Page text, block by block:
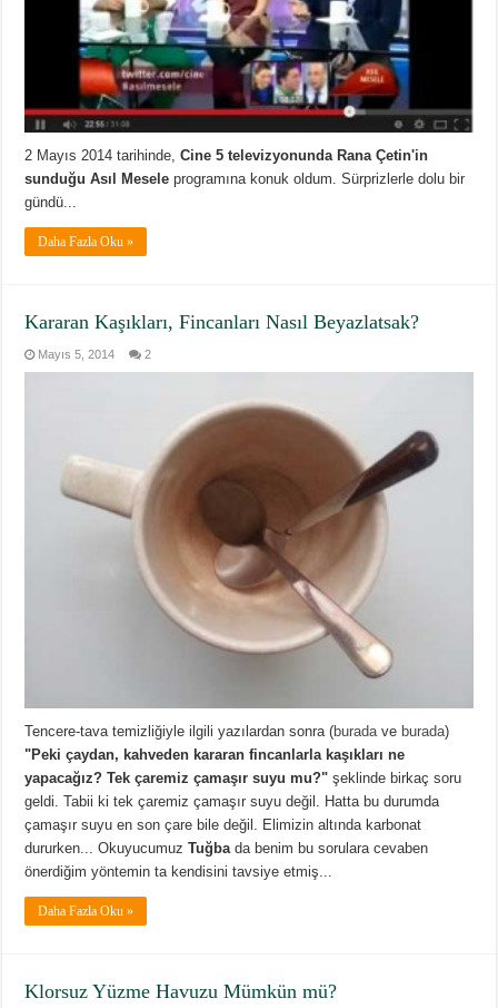
2 Mayıs 2014 tarihinde,Cine 5 televizyonunda Rana Çetin'in
sunduğu Asıl Mesele programına konuk oldum. Sürprizlerle dolu bir
gündü...
Daha Fazla Oku »
Kararan Kaşıkları, Fincanları Nasıl Beyazlatsak?
Mayıs 5, 2014 2
Tencere-tava temizliğiyle ilgili yazılardan sonra (buradave burada)
"Peki çaydan, kahveden kararan fincanlarla kaşıkları ne
yapacağız? Tek çaremiz çamaşır suyu mu?" şeklinde birkaç soru
geldi. Tabii ki tek çaremiz çamaşır suyu değil. Hatta bu durumda
çamaşır suyu en son çare bile değil. Elimizin altında karbonat
dururken... OkuyucumuzTuğbada benim bu sorulara cevaben
önerdiğim yöntemin ta kendisini tavsiye etmiş...
Daha Fazla Oku »
Klorsuz Yüzme Havuzu Mümkün mü?